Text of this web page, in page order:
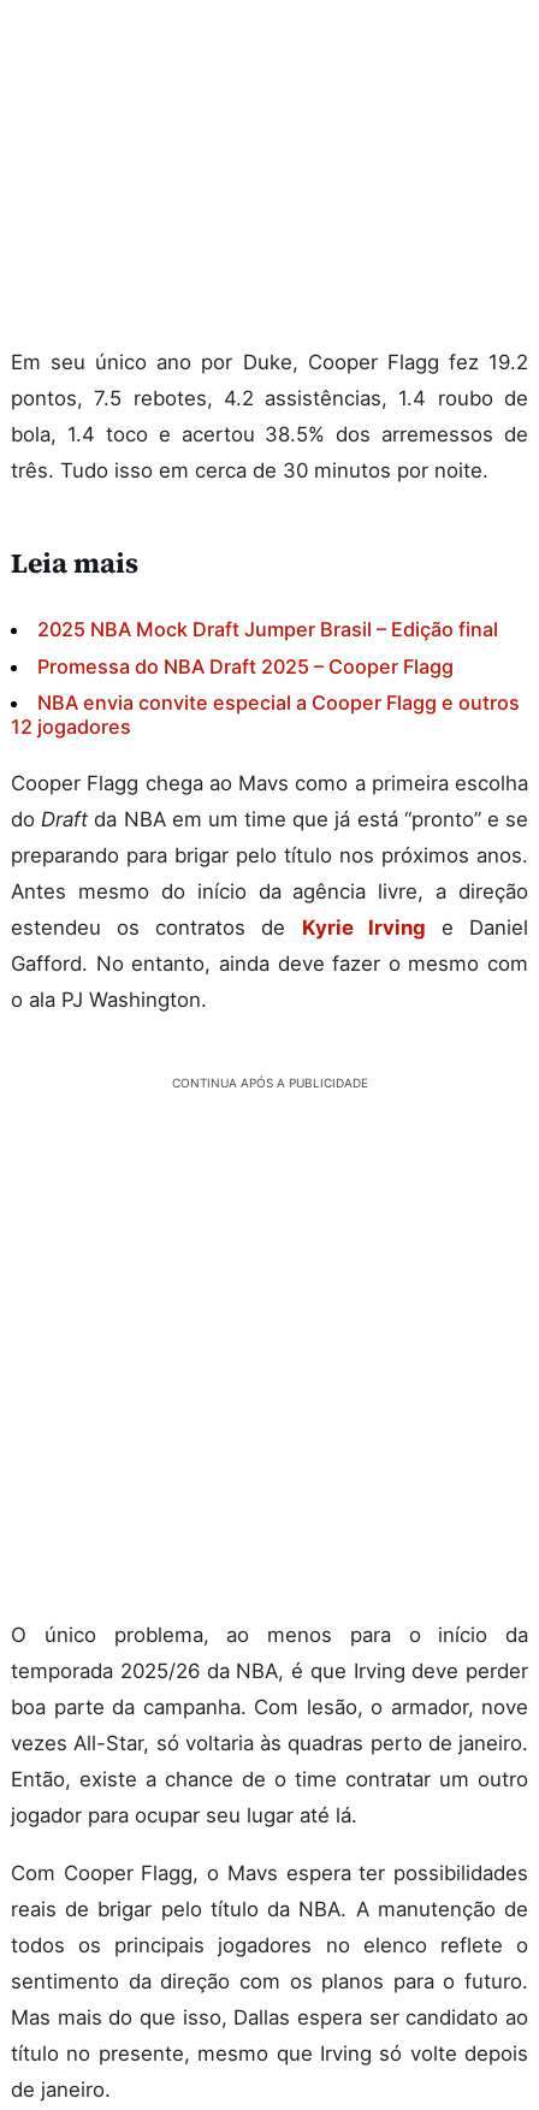
Em seu único ano por Duke, Cooper Flagg fez 19.2
pontos, 7.5 rebotes, 4.2 assistências, 1.4 roubo de
bola, 1.4 toco e acertou 38.5% dos arremessos de
três. Tudo isso em cerca de 30 minutos por noite.
Leia mais
2025 NBA Mock Draft Jumper Brasil – Edição final
Promessa do NBA Draft 2025 – Cooper Flagg
NBA envia convite especial a Cooper Flagg e outros
12 jogadores
Cooper Flagg chega ao Mavs como a primeira escolha
do Draft da NBA em um time que já está “pronto” e se
preparando para brigar pelo título nos próximos anos.
Antes mesmo do início da agência livre, a direção
estendeu os contratos de Kyrie Irving e Daniel
Gafford. No entanto, ainda deve fazer o mesmo com
o ala PJ Washington.
CONTINUA APÓS A PUBLICIDADE
O único problema, ao menos para o início da
temporada 2025/26 da NBA, é que Irving deve perder
boa parte da campanha. Com lesão, o armador, nove
vezes All-Star, só voltaria às quadras perto de janeiro.
Então, existe a chance de o time contratar um outro
jogador para ocupar seu lugar até lá.
Com Cooper Flagg, o Mavs espera ter possibilidades
reais de brigar pelo título da NBA. A manutenção de
todos os principais jogadores no elenco reflete o
sentimento da direção com os planos para o futuro.
Mas mais do que isso, Dallas espera ser candidato ao
título no presente, mesmo que Irving só volte depois
de janeiro.